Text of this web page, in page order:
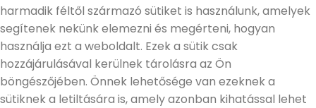
harmadik féltől származó sütiket is használunk, amelyek
segítenek nekünk elemezni és megérteni, hogyan
használja ezt a weboldalt. Ezek a sütik csak
hozzájárulásával kerülnek tárolásra az Ön
böngészőjében. Önnek lehetősége van ezeknek a
sütiknek a letiltására is, amely azonban kihatással lehet